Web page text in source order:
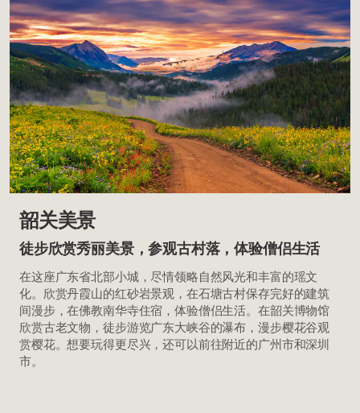
韶关美景
徒步欣赏秀丽美景，参观古村落，体验僧侣生活
在这座广东省北部小城，尽情领略自然风光和丰富的瑶文
化。欣赏丹霞山的红砂岩景观，在石塘古村保存完好的建筑
间漫步，在佛教南华寺住宿，体验僧侣生活。在韶关博物馆
欣赏古老文物，徒步游览广东大峡谷的瀑布，漫步樱花谷观
赏樱花。想要玩得更尽兴，还可以前往附近的广州市和深圳
市。